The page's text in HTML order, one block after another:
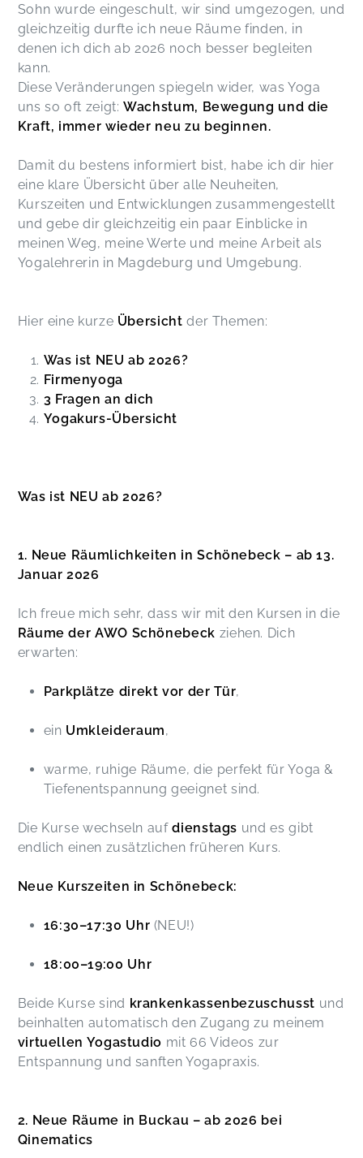
Sohn wurde eingeschult, wir sind umgezogen, und
gleichzeitig durfte ich neue Räume finden, in
denen ich dich ab 2026 noch besser begleiten
kann.
Diese Veränderungen spiegeln wider, was Yoga
uns so oft zeigt:Wachstum, Bewegung und die
Kraft, immer wieder neu zu beginnen.
Damit du bestens informiert bist, habe ich dir hier
eine klare Übersicht über alle Neuheiten,
Kurszeiten und Entwicklungen zusammengestellt
und gebe dir gleichzeitig ein paar Einblicke in
meinen Weg, meine Werte und meine Arbeit als
Yogalehrerin in Magdeburg und Umgebung.
Hier eine kurze Übersicht der Themen:
Was ist NEU ab 2026?
Firmenyoga
3 Fragen an dich
Yogakurs-Übersicht
Was ist NEU ab 2026?
1. Neue Räumlichkeiten in Schönebeck – ab 13.
Januar 2026
Ich freue mich sehr, dass wir mit den Kursen in die
Räume der AWO Schönebeck ziehen. Dich
erwarten:
Parkplätze direkt vor der Tür,
ein Umkleideraum,
warme, ruhige Räume, die perfekt für Yoga &
Tiefenentspannung geeignet sind.
Die Kurse wechseln aufdienstags und es gibt
endlich einen zusätzlichen früheren Kurs.
Neue Kurszeiten in Schönebeck:
16:30–17:30 Uhr (NEU!)
18:00–19:00 Uhr
Beide Kurse sind krankenkassenbezuschusst und
beinhalten automatisch den Zugang zu meinem
virtuellen Yogastudio mit 66 Videos zur
Entspannung und sanften Yogapraxis.
2. Neue Räume in Buckau – ab 2026 bei
Qinematics